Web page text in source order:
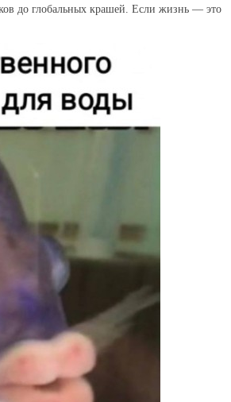
до глобальных крашей. Если жизнь — это